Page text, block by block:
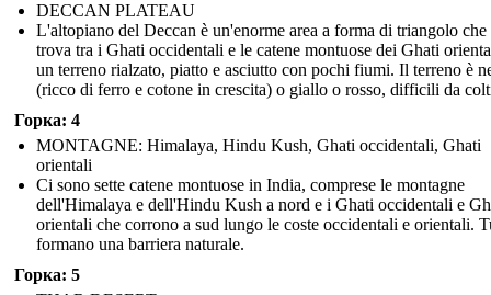
DECCAN PLATEAU
L'altopiano del Deccan è un'enorme area a forma di triangolo che
trova tra i Ghati occidentali e le catene montuose dei Ghati
un terreno rialzato, piatto e asciutto con pochi fiumi. Il terreno è
(ricco di ferro e cotone in crescita) o giallo o rosso, difficili da
Горка: 4
MONTAGNE: Himalaya, Hindu Kush, Ghati occidentali, Ghati
orientali
Ci sono sette catene montuose in India, comprese le montagne
dell'Himalaya e dell'Hindu Kush a nord e i Ghati occidentali e
orientali che corrono a sud lungo le coste occidentali e orientali.
formano una barriera naturale.
Горка: 5